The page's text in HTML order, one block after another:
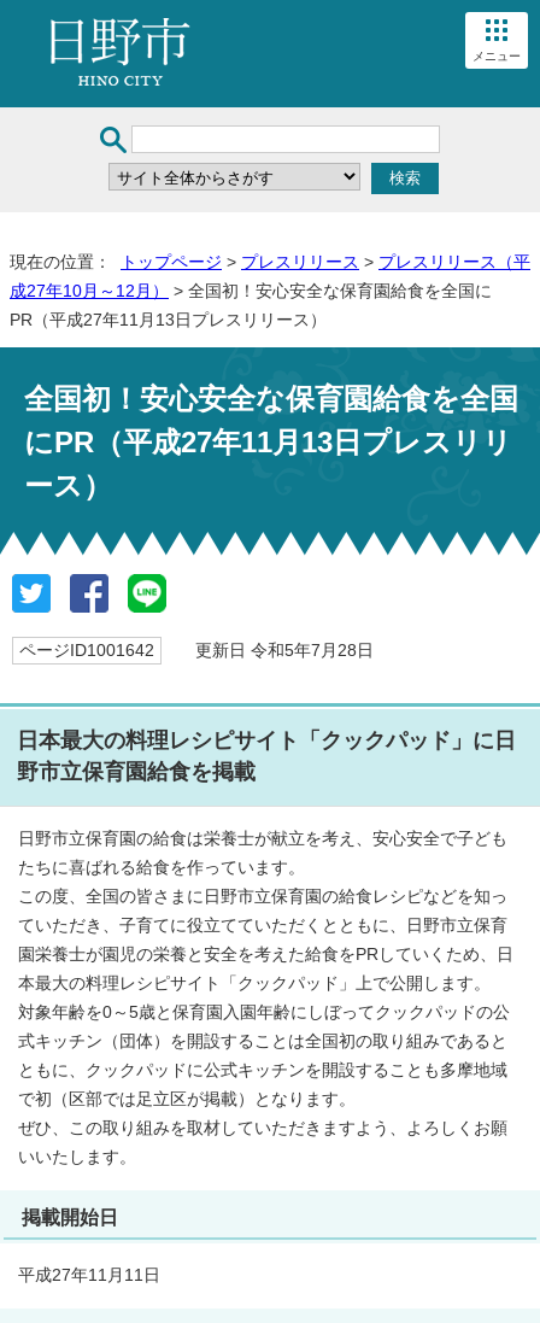
メニュー
現在の位置： トップページ > プレスリリース > プレスリリース（平
成27年10月～12月）
> 全国初！安心安全な保育園給食を全国に
PR（平成27年11月13日プレスリリース）
全国初！安心安全な保育園給食を全国
にPR（平成27年11月13日プレスリリ
ース）
ページID1001642 更新日 令和5年7月28日
日本最大の料理レシピサイト「クックパッド」に日
野市立保育園給食を掲載
日野市立保育園の給食は栄養士が献立を考え、安心安全で子ども
たちに喜ばれる給食を作っています。
この度、全国の皆さまに日野市立保育園の給食レシピなどを知っ
ていただき、子育てに役立てていただくとともに、日野市立保育
園栄養士が園児の栄養と安全を考えた給食をPRしていくため、日
本最大の料理レシピサイト「クックパッド」上で公開します。
対象年齢を0～5歳と保育園入園年齢にしぼってクックパッドの公
式キッチン（団体）を開設することは全国初の取り組みであると
ともに、クックパッドに公式キッチンを開設することも多摩地域
で初（区部では足立区が掲載）となります。
ぜひ、この取り組みを取材していただきますよう、よろしくお願
いいたします。
掲載開始日
平成27年11月11日